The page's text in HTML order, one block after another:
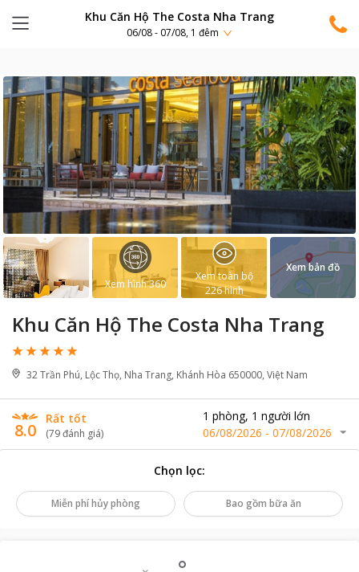
Khu Căn Hộ The Costa Nha Trang
06/08 - 07/08, 1 đêm
Khu Căn Hộ The Costa Nha Trang
32 Trần Phú, Lộc Thọ, Nha Trang, Khánh Hòa 650000, Việt Nam
8.0
Rất tốt
(79đánh giá)
1 phòng, 1 người lớn
06/08/2026 - 07/08/2026
Xem hình 360
Xem toàn bộ
226hình
Xem bản đồ
Chọn lọc:
Miễn phí hủy phòng Bao gồm bữa ăn